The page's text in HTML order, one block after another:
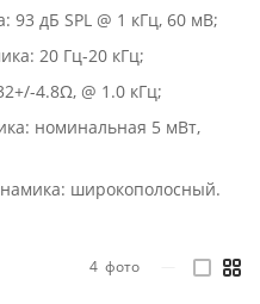
93 дБ SPL @ 1 кГц, 60 мВ;
20 Гц-20 кГц;
4.8Ω, @ 1.0 кГц;
номинальная 5 мВт,
широкополосный.
4 фото